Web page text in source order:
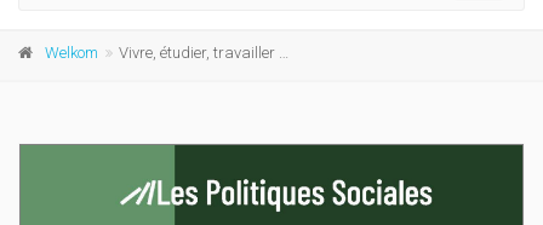
Welkom Vivre, étudier, travailler : les (dés)équilibres de la vie étudiante